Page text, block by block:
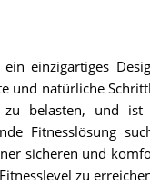
einzigartiges
und natürliche
zu belasten, und
Fitnesslösung
sicheren und
zu